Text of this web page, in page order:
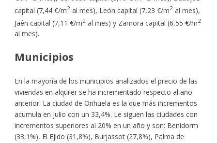
capital (7,44 €/m2al mes), León capital (7,23 €/m2al mes),
Jaén capital (7,11 €/m2al mes) y Zamora capital (6,55 €/m2
al mes).
Municipios
En la mayoría de los municipios analizados el precio de las
viviendas en alquiler se ha incrementado respecto al año
anterior. La ciudad de Orihuela es la que más incrementos
acumula en julio con un 33,4%. Le siguen las ciudades con
incrementos superiores al 20% en un año y son: Benidorm
(33,1%), El Ejido (31,8%), Burjassot (27,8%), Palma de